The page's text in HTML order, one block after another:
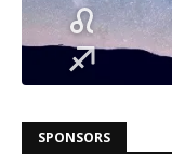
SPONSORS